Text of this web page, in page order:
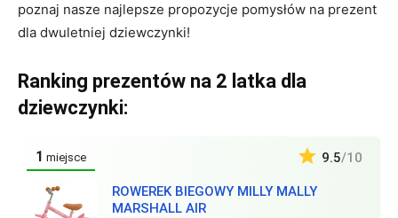
poznaj nasze najlepsze propozycje pomysłów na prezent
dla dwuletniej dziewczynki!
Ranking prezentów na 2 latka dla
dziewczynki:
1 miejsce
ROWEREK BIEGOWY MILLY MALLY
MARSHALL AIR
9.5/10